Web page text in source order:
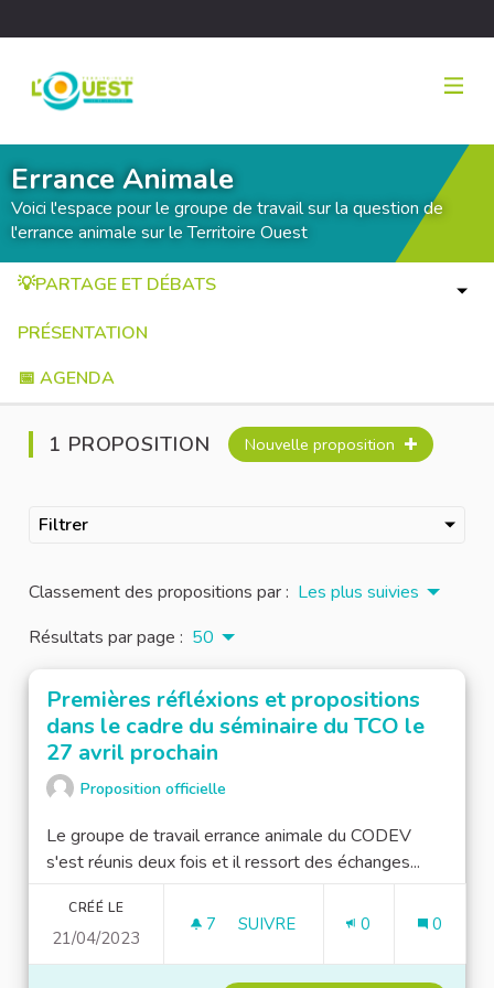
Errance Animale
Voici l'espace pour le groupe de travail sur la question de
l'errance animale sur le Territoire Ouest
💡PARTAGE ET DÉBATS
PRÉSENTATION
📅 AGENDA
1 PROPOSITION Nouvelle proposition
Filtrer
Classement des propositions par : Les plus suivies
Résultats par page : 50
Premières réfléxions et propositions
dans le cadre du séminaire du TCO le
27 avril prochain
Proposition officielle
Le groupe de travail errance animale du CODEV
s'est réunis deux fois et il ressort des échanges...
CRÉÉ LE
21/04/2023
7 7 ABONNÉS
SUIVRE 0 0